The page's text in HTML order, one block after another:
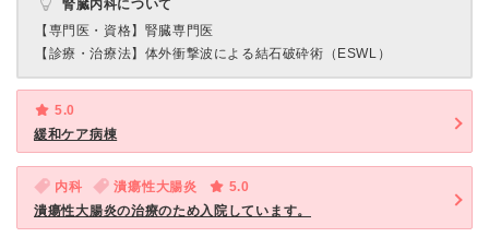
腎臓内科について
【専門医・資格】 腎臓専門医
【診療・治療法】 体外衝撃波による結石破砕術（ESWL）
5.0
緩和ケア病棟
内科 潰瘍性大腸炎
5.0
潰瘍性大腸炎の治療のため入院しています。